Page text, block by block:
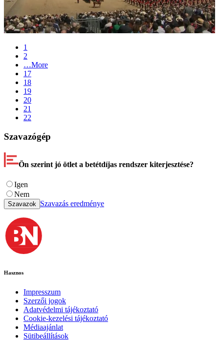
1
2
…More
17
18
19
20
21
22
Szavazógép
Ön szerint jó ötlet a betétdíjas rendszer kiterjesztése?
Igen
Nem
Szavazok Szavazás eredménye
Hasznos
Impresszum
Szerzői jogok
Adatvédelmi tájékoztató
Cookie-kezelési tájékoztató
Médiaajánlat
Sütibeállítások